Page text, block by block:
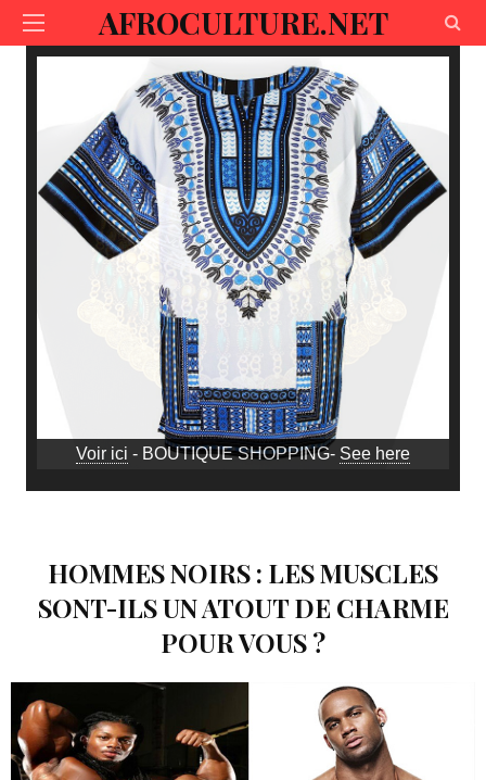
AFROCULTURE.NET
Voir ici - BOUTIQUE SHOPPING- See here
HOMMES NOIRS : LES MUSCLES
SONT-ILS UN ATOUT DE CHARME
POUR VOUS ?